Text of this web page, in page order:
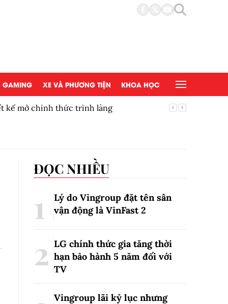
GAMING XE VÀ PHƯƠNG TIỆN KHOA HỌC
kế mở chính thức trình làng
ĐỌC NHIỀU
Lý do Vingroup đặt tên sân
vận động là VinFast2
LG chính thức gia tăng thời
hạn bảo hành 5 năm đối với
TV
Vingroup lãi kỷ lục nhưng